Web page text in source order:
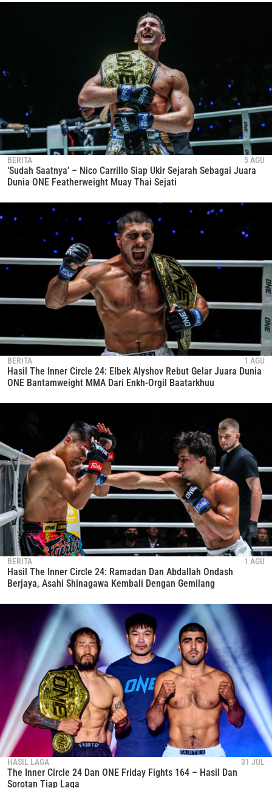
BERITA 5 AGU
‘Sudah Saatnya’ – Nico Carrillo Siap Ukir Sejarah Sebagai Juara
Dunia ONE Featherweight Muay Thai Sejati
BERITA 1 AGU
Hasil The Inner Circle 24: Elbek Alyshov Rebut Gelar Juara Dunia
ONE Bantamweight MMA Dari Enkh-Orgil Baatarkhuu
BERITA 1 AGU
Hasil The Inner Circle 24: Ramadan Dan Abdallah Ondash
Berjaya, Asahi Shinagawa Kembali Dengan Gemilang
HASIL LAGA 31 JUL
The Inner Circle 24 Dan ONE Friday Fights 164 – Hasil Dan
Sorotan Tiap Laga